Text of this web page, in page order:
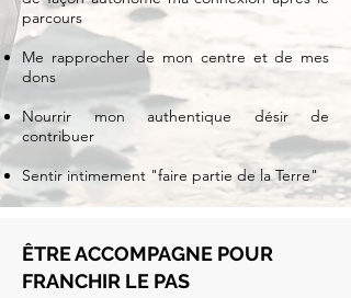
parcours
Me rapprocher de mon centre et de mes
dons​
Nourrir mon authentique désir de
contribuer
Sentir intimement "faire partie de la Terre"
ÊTRE ACCOMPAGNE POUR
FRANCHIR LE PAS